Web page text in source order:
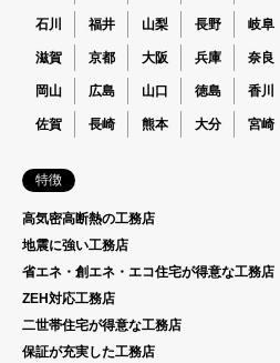
石川 福井 山梨 長野 岐阜
滋賀 京都 大阪 兵庫 奈良
岡山 広島 山口 徳島 香川
佐賀 長崎 熊本 大分 宮崎
特徴
高気密高断熱の工務店
地震に強い工務店
省エネ・創エネ・エコ住宅が得意な工務店
ZEH対応工務店
二世帯住宅が得意な工務店
保証が充実した工務店